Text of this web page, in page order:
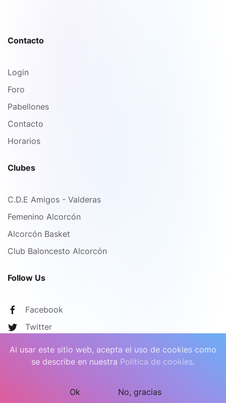
Contacto
Login
Foro
Pabellones
Contacto
Horarios
Clubes
C.D.E Amigos - Valderas
Femenino Alcorcón
Alcorcón Basket
Club Baloncesto Alcorcón
Follow Us
Facebook
Twitter
Al usar este sitio web, acepta el uso de cookies como
se describe en nuestra Política de cookies.
Ok No, gracias